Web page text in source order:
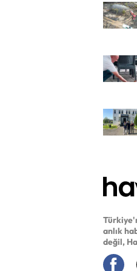
anlık
değil,